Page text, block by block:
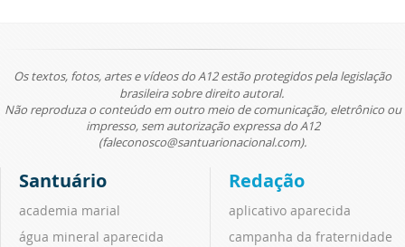
Os textos, fotos, artes e vídeos do A12 estão protegidos pela legislação
brasileira sobre direito autoral.
Não reproduza o conteúdo em outro meio de comunicação, eletrônico ou
impresso, sem autorização expressa do A12
(faleconosco@santuarionacional.com).
Santuário
academia marial
água mineral aparecida
Redação
aplicativo aparecida
campanha da fraternidade